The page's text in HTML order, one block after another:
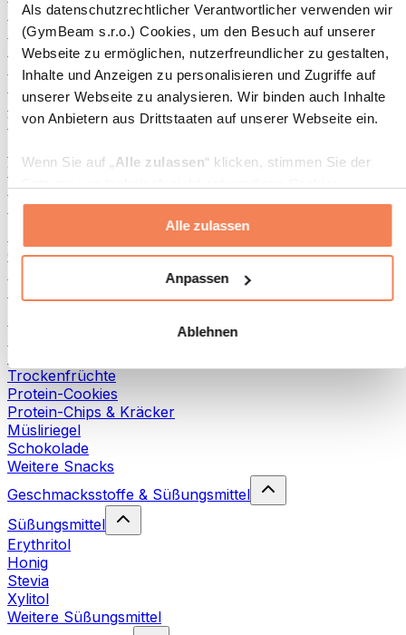
Als datenschutzrechtlicher Verantwortlicher verwenden wir
(GymBeam s.r.o.) Cookies, um den Besuch auf unserer
Webseite zu ermöglichen, nutzerfreundlicher zu gestalten,
Inhalte und Anzeigen zu personalisieren und Zugriffe auf
unserer Webseite zu analysieren. Wir binden auch Inhalte
von Anbietern aus Drittstaaten auf unserer Webseite ein.
Wenn Sie auf „Alle zulassen“ klicken, stimmen Sie der
(insbesondere zu Analyse- und Marketingzwecken) zu.
Ablehnen“ klicken, werden nur
„notwendige“ Cookies gesetzt, welche für den Betrieb der
Webseite erforderlich sind. Sie können auch eine
Weitere Informationen über die Verarbeitung Ihrer Daten
finden Sie in den Unterpunkten „Details“ und „Über
Cookies“ sowie in unserer
Sie können Ihre Einwilligung jederzeit in den
Einstellungenauf unserer Webseite ändern oder
Mehr Info
Alle zulassen
Anpassen
Ablehnen
Fisch-Produkte
Fertiggerichte
Eier-Produkte
Brot & Gebäck
Hülsenfrüchte
Weitere Fitness-Foods
100 % Nussbutter
Süße Nussbutter
Protein-Nussbutter
Grüne Superfoods
Trockenfrüchte
Protein-Cookies
Protein-Chips & Kräcker
Müsliriegel
Schokolade
Weitere Snacks
Geschmacksstoffe & Süßungsmittel
Süßungsmittel
Erythritol
Honig
Stevia
Xylitol
Weitere Süßungsmittel